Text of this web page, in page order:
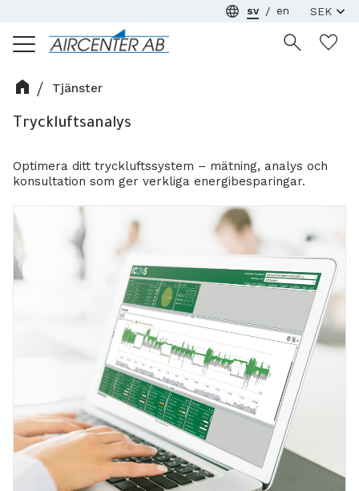
Meny
sv en
Tjänster
Tryckluftsanalys
Optimera ditt tryckluftssystem – mätning, analys och
konsultation som ger verkliga energibesparingar.